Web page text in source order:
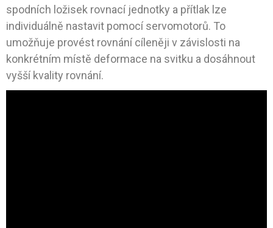
spodních ložisek rovnací jednotky a přítlak lze
individuálně nastavit pomocí servomotorů. To
umožňuje provést rovnání cíleněji v závislosti na
konkrétním místě deformace na svitku a dosáhnout
vyšší kvality rovnání.